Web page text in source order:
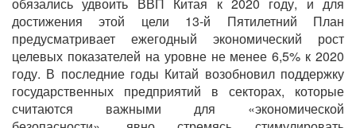
достижения этой цели 13-й Пятилетний План
предусматривает ежегодный экономический рост
целевых показателей на уровне не менее 6,5% к 2020
году. В последние годы Китай возобновил поддержку
государственных предприятий в секторах, которые
считаются важными для «экономической